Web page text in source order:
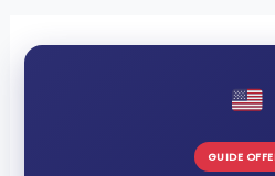
GUIDE